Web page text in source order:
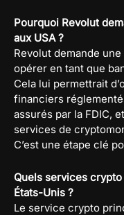
Pourquoi Revolut
aux USA ?
Revolut demande
opérer en tant que
Cela lui permettrait
financiers
assurés par la FDIC,
services de
C’est une étape clé
Quels services
États-Unis ?
Le service crypto